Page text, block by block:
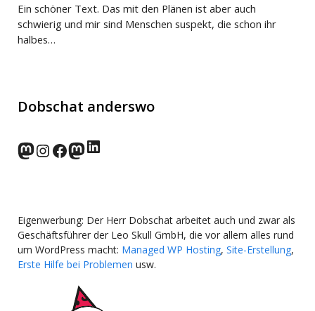
Ein schöner Text. Das mit den Plänen ist aber auch
schwierig und mir sind Menschen suspekt, die schon ihr
halbes…
Dobschat anderswo
norden.social
Instagram
Facebook
wp-punks.social
LinkedIn
Eigenwerbung: Der Herr Dobschat arbeitet auch und zwar als
Geschäftsführer der Leo Skull GmbH, die vor allem alles rund
um WordPress macht: Managed WP Hosting, Site-Erstellung,
Erste Hilfe bei Problemen usw.